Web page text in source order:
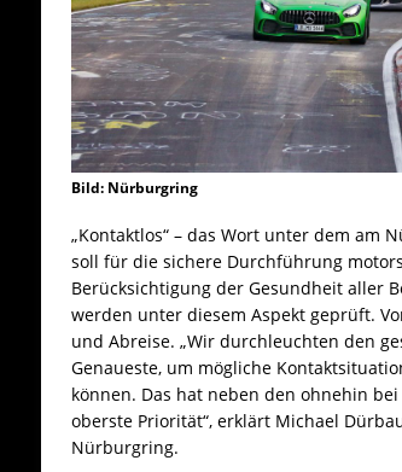
Bild: Nürburgring
„Kontaktlos“ – das Wort unter dem am
soll für die sichere Durchführung
Berücksichtigung der Gesundheit aller
werden unter diesem Aspekt geprüft.
und Abreise. „Wir durchleuchten den
Genaueste, um mögliche
können. Das hat neben den ohnehin
oberste Priorität“, erklärt Michael
Nürburgring.